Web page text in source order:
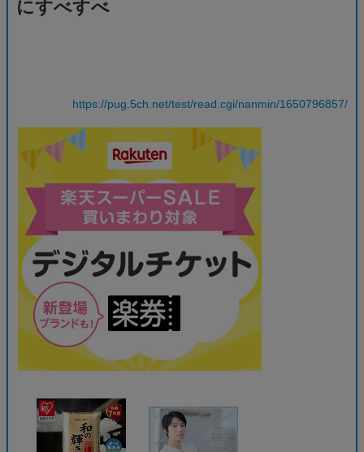
にすべすべ
https://pug.5ch.net/test/read.cgi/nanmin/1650796857/